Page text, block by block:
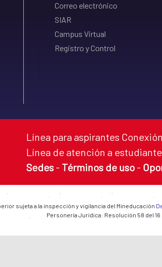
Correo electrónico
SIAR
Campus Virtual
Registro y Control
Línea para aspirantes
Línea de atención a
Sedes - Términos de uso -
sujeta a la inspección y vigilancia del Mineducación
Personería Jurídica: Resolución 58 del